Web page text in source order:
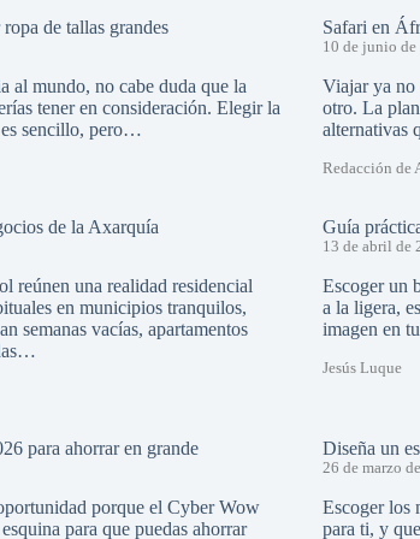
de tallas grandes
al mundo, no cabe duda que la
tener en consideración. Elegir la
es sencillo, pero…
Safari en
10 de junio de
Viajar ya no
otro. La
alternativas
Redacción de
de la Axarquía
reúnen una realidad residencial
en municipios tranquilos,
semanas vacías, apartamentos
Guía
13 de abril de
Escoger un
a la ligera,
imagen en
Jesús Luque
para ahorrar en grande
porque el Cyber Wow
para que puedas ahorrar
Diseña un
26 de marzo
Escoger los
para ti, y